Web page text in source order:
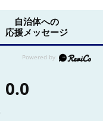
自治体への
応援メッセージ
0.0